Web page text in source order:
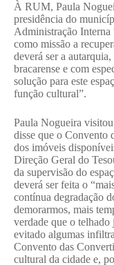
À RUM, Paula
presidência do
Administração Interna
como missão a
deverá ser a
bracarense e com
solução para este
função cultural”.
Paula Nogueira
disse que o Convento
dos imóveis
Direção Geral do
da supervisão do
deverá ser feita o
contínua degradação
demorarmos, mais
verdade que o
evitado algumas
Convento das
cultural da cidade e,